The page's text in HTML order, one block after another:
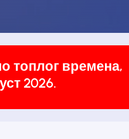
топлог времена,
2026.